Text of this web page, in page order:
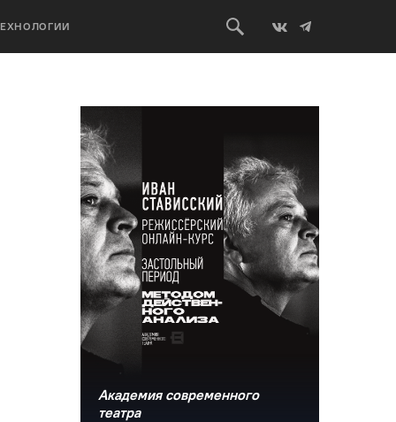
Академия современного
театра